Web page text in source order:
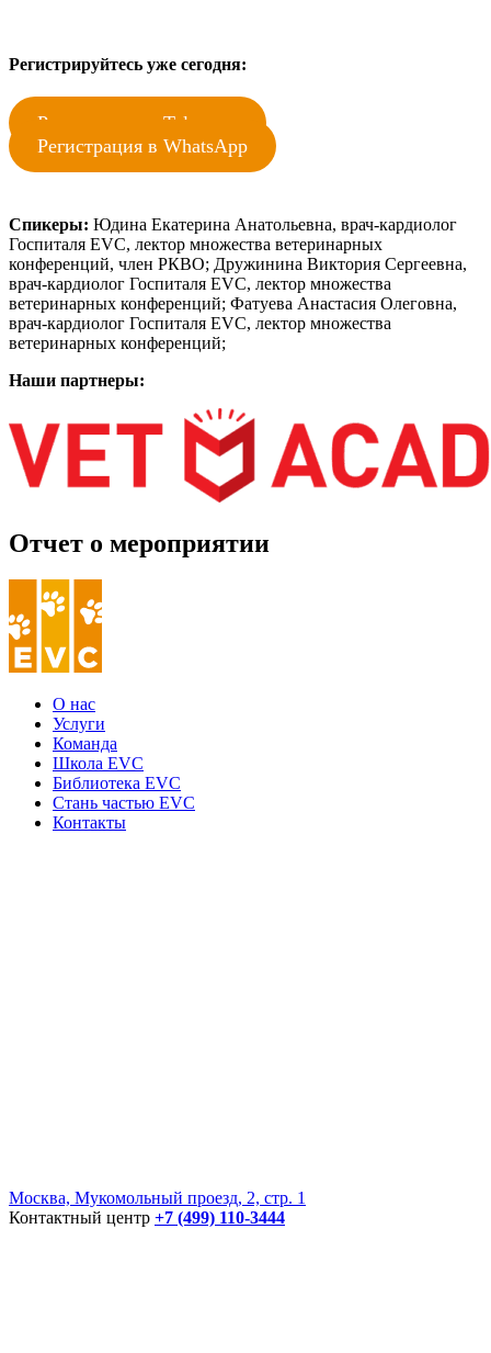
Регистрируйтесь уже сегодня:
Регистрация в Telegram
Регистрация в WhatsApp
Спикеры: Юдина Екатерина Анатольевна, врач-кардиолог
Госпиталя EVC, лектор множества ветеринарных
конференций, член РКВО; Дружинина Виктория Сергеевна,
врач-кардиолог Госпиталя EVC, лектор множества
ветеринарных конференций; Фатуева Анастасия Олеговна,
врач-кардиолог Госпиталя EVC, лектор множества
ветеринарных конференций;
Наши партнеры:
Отчет о мероприятии
О нас
Услуги
Команда
Школа EVC
Библиотека EVC
Стань частью EVC
Контакты
Москва, Мукомольный проезд, 2, стр. 1
Контактный центр +7 (499) 110-3444